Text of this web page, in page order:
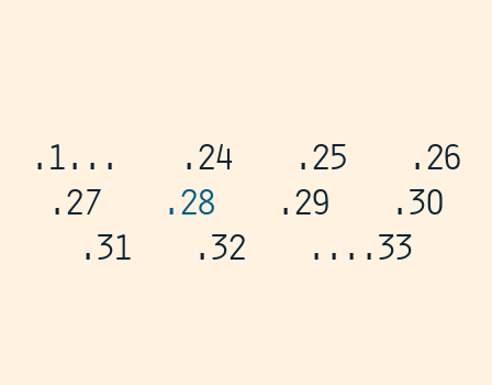
.1... .24 .25
.26
.27
.28 .29
.30
.31
.32 ... .33